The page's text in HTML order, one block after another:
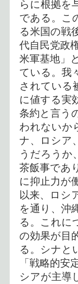
らに根拠を
である。こ
る米国の戦
代自民党政
米軍基地」
ている。我
されている
に値する実
条約と言う
われないか
ナ、ロシア
うだろうか
茶飯事であ
に抑止力が
以来、ロシ
を通り、沖
る。これに
の効果が目
る。シナと
「戦略的
シアが主導